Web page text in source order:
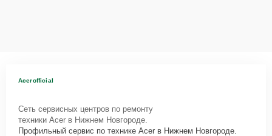
Acerofficial
Сеть сервисных центров по ремонту
техники Acer в Нижнем Новгороде.
Профильный сервис по технике Acer в Нижнем Новгороде.